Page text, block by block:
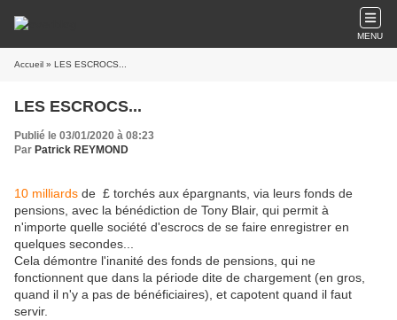
MENU
Accueil » LES ESCROCS...
LES ESCROCS...
Publié le 03/01/2020 à 08:23
Par Patrick REYMOND
10 milliards de £ torchés aux épargnants, via leurs fonds de
pensions, avec la bénédiction de Tony Blair, qui permit à
n'importe quelle société d'escrocs de se faire enregistrer en
quelques secondes...
Cela démontre l'inanité des fonds de pensions, qui ne
fonctionnent que dans la période dite de chargement (en gros,
quand il n'y a pas de bénéficiaires), et capotent quand il faut
servir.